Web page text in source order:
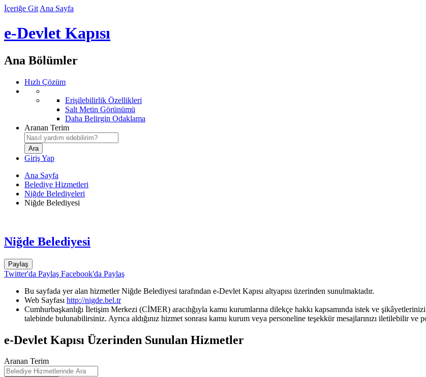
İçeriğe Git Ana Sayfa
e-Devlet Kapısı
Ana Bölümler
Hızlı Çözüm
Erişilebilirlik Özellikleri
Salt Metin Görünümü
Daha Belirgin Odaklama
Aranan Terim
Giriş Yap
Ana Sayfa
Belediye Hizmetleri
Niğde Belediyeleri
Niğde Belediyesi
Niğde Belediyesi
Paylaş
Twitter'da Paylaş Facebook'da Paylaş
Bu sayfada yer alan hizmetler Niğde Belediyesi tarafından e-Devlet Kapısı altyapısı üzerinden sunulmaktadır.
Web Sayfası http://nigde.bel.tr
Cumhurbaşkanlığı İletişim Merkezi (CİMER) aracılığıyla kamu kurumlarına dilekçe hakkı kapsamında istek ve
talebinde bulunabilirsiniz. Ayrıca aldığınız hizmet sonrası kamu kurum veya personeline teşekkür mesajlarınızı iletilebilir
e-Devlet Kapısı Üzerinden Sunulan Hizmetler
Aranan Terim